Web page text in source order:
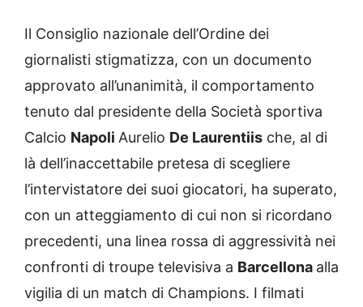
Il Consiglio nazionale dell’Ordine dei
giornalisti stigmatizza, con un documento
approvato all’unanimità, il comportamento
tenuto dal presidente della Società sportiva
Calcio Napoli Aurelio De Laurentiis che, al di
là dell’inaccettabile pretesa di scegliere
l’intervistatore dei suoi giocatori, ha superato,
con un atteggiamento di cui non si ricordano
precedenti, una linea rossa di aggressività nei
confronti di troupe televisiva a Barcellona alla
vigilia di un match di Champions. I filmati